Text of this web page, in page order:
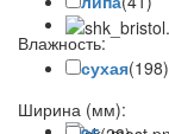
Влажность:
сухая(198)
Ширина (мм):